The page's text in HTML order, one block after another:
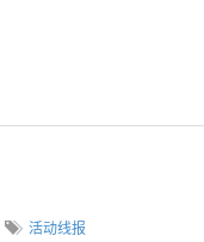
活动线报